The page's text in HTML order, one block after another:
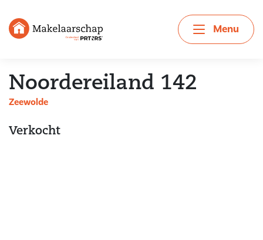
Menu
Noordereiland 142
Zeewolde
Verkocht